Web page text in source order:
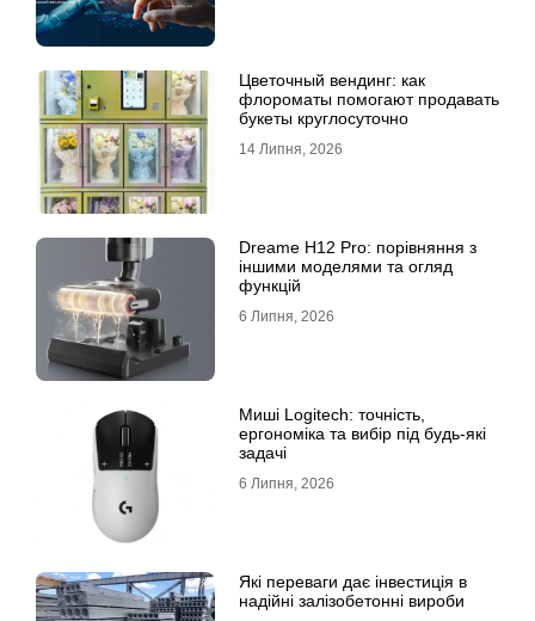
Цветочный вендинг: как
флороматы помогают продавать
букеты круглосуточно
14 Липня, 2026
Dreame H12 Pro: порівняння з
іншими моделями та огляд
функцій
6 Липня, 2026
Миші Logitech: точність,
ергономіка та вибір під будь-які
задачі
6 Липня, 2026
Які переваги дає інвестиція в
надійні залізобетонні вироби